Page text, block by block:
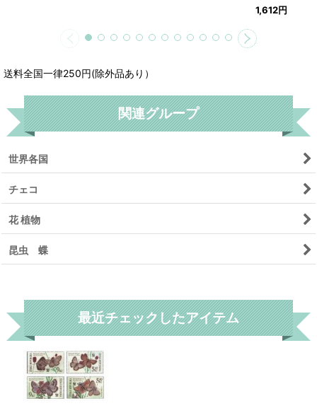
1,612円
送料全国一律250円(除外品あり）
関連グループ
世界各国
チェコ
花 植物
昆虫 蝶
最近チェックしたアイテム